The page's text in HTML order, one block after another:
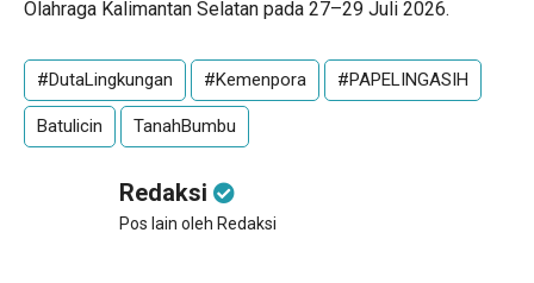
Olahraga Kalimantan Selatan pada 27–29 Juli 2026.
#DutaLingkungan #Kemenpora #PAPELINGASIH
Batulicin TanahBumbu
Redaksi
Pos lain oleh Redaksi